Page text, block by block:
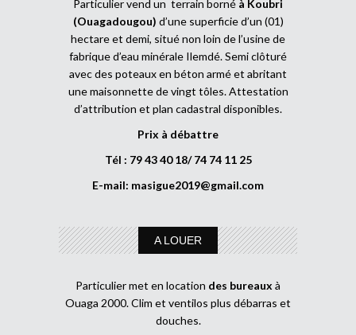
Particulier vend un terrain borné à Koubri
(Ouagadougou) d’une superficie d’un (01)
hectare et demi, situé non loin de l’usine de
fabrique d’eau minérale Ilemdé. Semi clôturé
avec des poteaux en béton armé et abritant
une maisonnette de vingt tôles. Attestation
d’attribution et plan cadastral disponibles.
Prix à débattre
Tél : 79 43 40 18/ 74 74 11 25
E-mail: masigue2019@gmail.com
A LOUER
Particulier met en location des bureaux à
Ouaga 2000. Clim et ventilos plus débarras et
douches.